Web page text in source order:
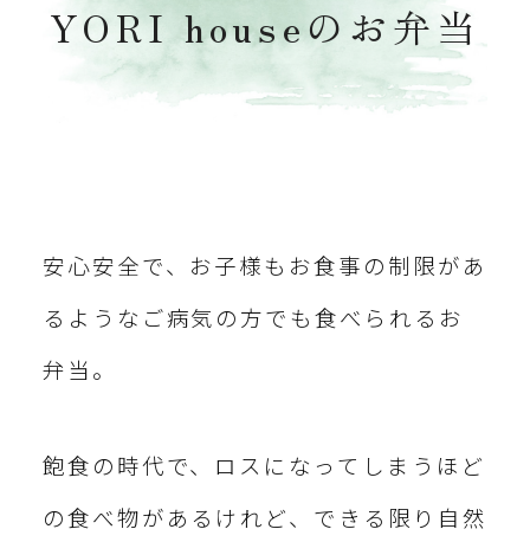
YORI houseのお弁当
安心安全で、お子様もお食事の制限があ
るようなご病気の方でも食べられるお
弁当。
飽食の時代で、ロスになってしまうほど
の食べ物があるけれど、できる限り自然